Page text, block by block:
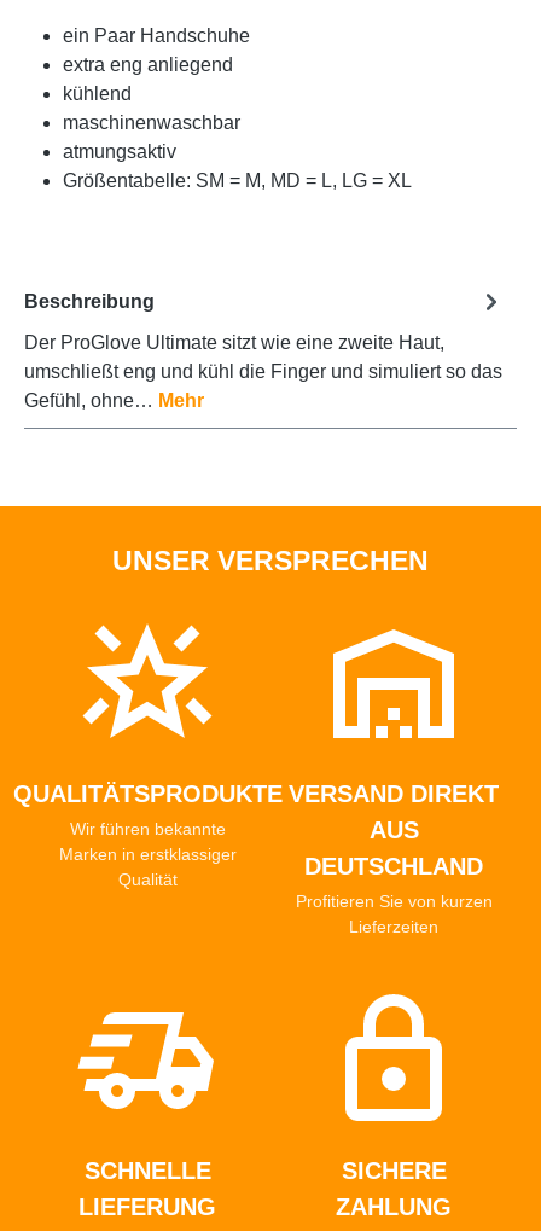
ein Paar Handschuhe
extra eng anliegend
kühlend
maschinenwaschbar
atmungsaktiv
Größentabelle: SM = M, MD = L, LG = XL
Beschreibung
Der ProGlove Ultimate sitzt wie eine zweite Haut,
umschließt eng und kühl die Finger und simuliert so das
Gefühl, ohne… Mehr
UNSER VERSPRECHEN
QUALITÄTSPRODUKTE
Wir führen bekannte
Marken in erstklassiger
Qualität
VERSAND DIREKT
AUS
DEUTSCHLAND
Profitieren Sie von kurzen
Lieferzeiten
SCHNELLE
LIEFERUNG
SICHERE
ZAHLUNG